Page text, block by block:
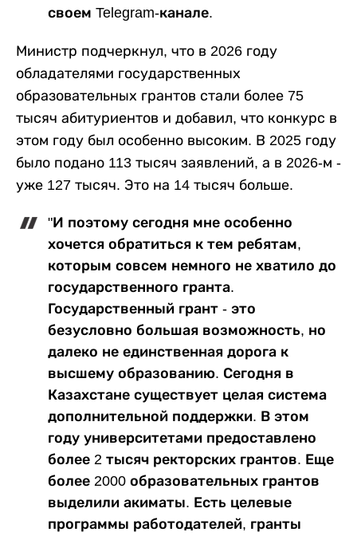
своем Telegram-канале.
Министр подчеркнул, что в 2026 году
обладателями государственных
образовательных грантов стали более 75
тысяч абитуриентов и добавил, что конкурс в
этом году был особенно высоким. В 2025 году
было подано 113 тысяч заявлений, а в 2026-м -
уже 127 тысяч. Это на 14 тысяч больше.
"И поэтому сегодня мне особенно
хочется обратиться к тем ребятам,
которым совсем немного не хватило до
государственного гранта.
Государственный грант - это
безусловно большая возможность, но
далеко не единственная дорога к
высшему образованию. Сегодня в
Казахстане существует целая система
дополнительной поддержки. В этом
году университетами предоставлено
более 2 тысяч ректорских грантов. Еще
более 2000 образовательных грантов
выделили акиматы. Есть целевые
программы работодателей, гранты